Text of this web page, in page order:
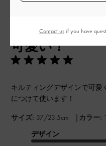
可愛い！
キルティングデザインで可愛
につけて使います！
サイズ: 37/23.5cm | カラー:
デザイン
Contact usif you have